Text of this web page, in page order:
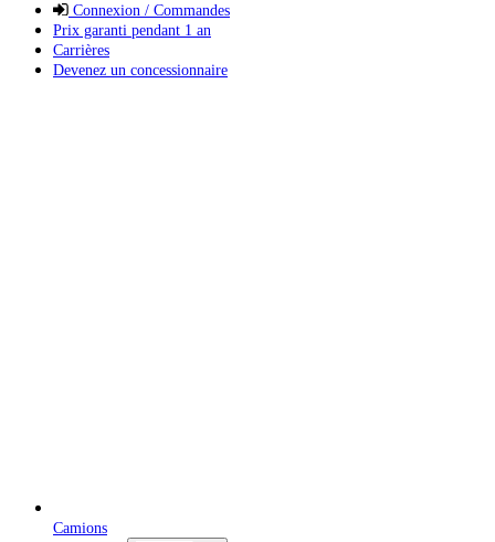
Connexion / Commandes
Prix garanti pendant 1 an
Carrières
Devenez un concessionnaire
Camions